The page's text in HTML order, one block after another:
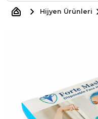
Hijyen Ürünleri